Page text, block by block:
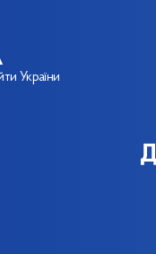
України